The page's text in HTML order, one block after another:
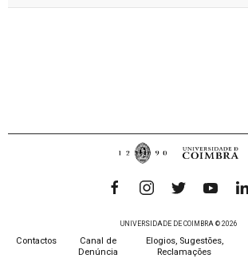
UNIVERSIDADE DE COIMBRA © 2026
Contactos
Canal de
Denúncia
Elogios, Sugestões,
Reclamações